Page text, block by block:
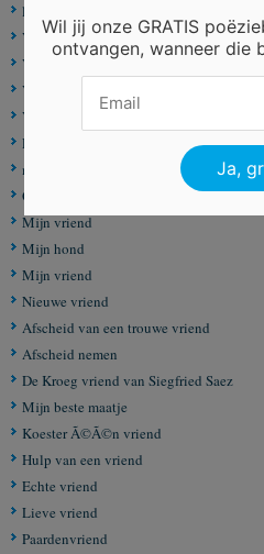
lieve vriend
Vriend voor het leven
Vriend
Van een goede vriend
Vriendschap
Rene Johannesen
mijn vriend
Ode aan Wout Huijkman
Mijn vriend
Mijn hond
Mijn vriend
Nieuwe vriend
Afscheid van een trouwe vriend
Afscheid nemen
De Kroeg vriend van Siegfried Saez
Mijn beste maatje
Koester Ã©Ã©n vriend
Hulp van een vriend
Echte vriend
Lieve vriend
Paardenvriend
Wil jij onze GRATIS
ontvangen, wanneer die